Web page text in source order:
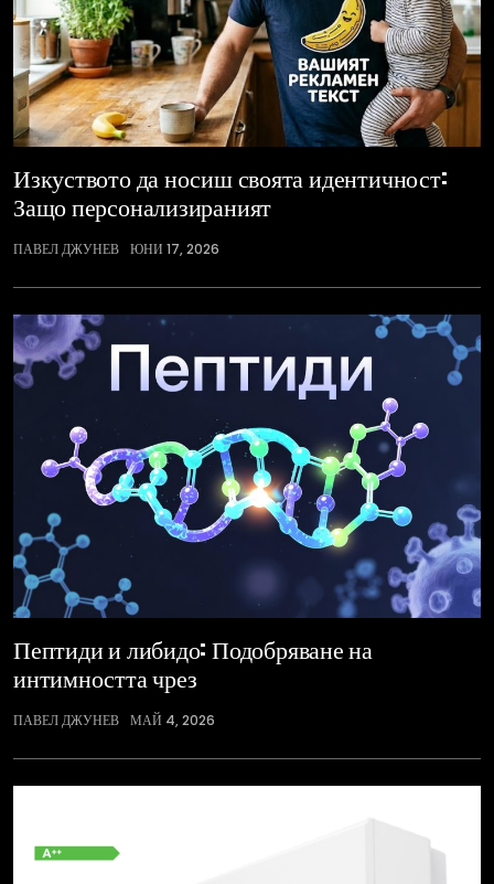
Изкуството да носиш своята идентичност:
Защо персонализираният
ПАВЕЛ ДЖУНЕВ ЮНИ 17, 2026
Пептиди и либидо: Подобряване на
интимността чрез
ПАВЕЛ ДЖУНЕВ МАЙ 4, 2026